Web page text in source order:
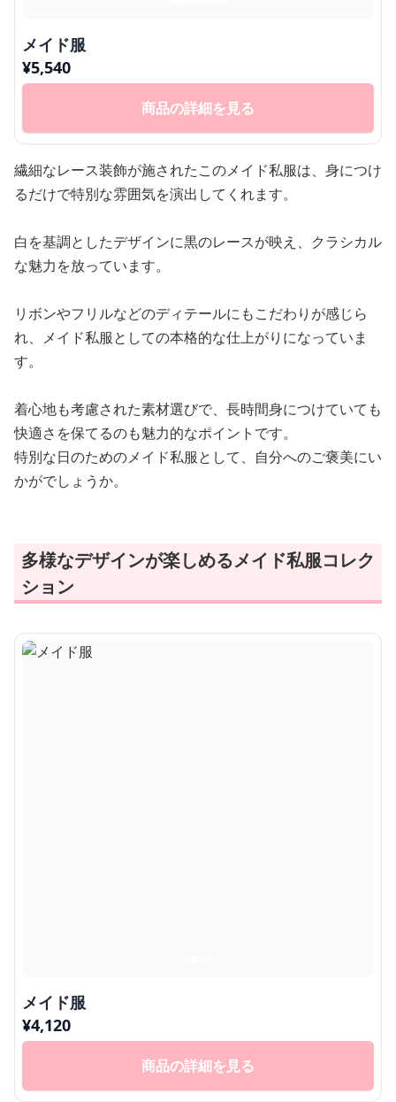
メイド服
¥5,540
商品の詳細を見る
繊細なレース装飾が施されたこのメイド私服は、身につけ
るだけで特別な雰囲気を演出してくれます。
白を基調としたデザインに黒のレースが映え、クラシカル
な魅力を放っています。
リボンやフリルなどのディテールにもこだわりが感じら
れ、メイド私服としての本格的な仕上がりになっていま
す。
着心地も考慮された素材選びで、長時間身につけていても
快適さを保てるのも魅力的なポイントです。
特別な日のためのメイド私服として、自分へのご褒美にい
かがでしょうか。
多様なデザインが楽しめるメイド私服コレク
ション
メイド服
¥4,120
商品の詳細を見る